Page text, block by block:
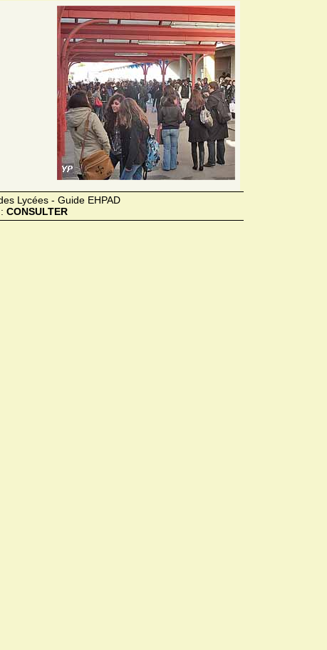
Lycées - Guide EHPAD
CONSULTER